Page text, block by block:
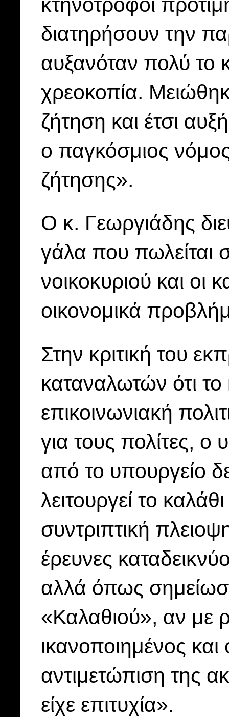
διατηρήσουν την
αυξανόταν πολύ το
χρεοκοπία.
ζήτηση και έτσι
ο παγκόσμιος
ζήτησης».
Ο κ. Γεωργιάδης
γάλα που πωλείται
νοικοκυριού και οι
οικονομικά
Στην κριτική του
καταναλωτών ότι το
επικοινωνιακή
για τους πολίτες, ο
από το υπουργείο
λειτουργεί το
συντριπτική
έρευνες
αλλά όπως
«Καλαθιού», αν με
ικανοποιημένος και
αντιμετώπιση της
είχε επιτυχία».